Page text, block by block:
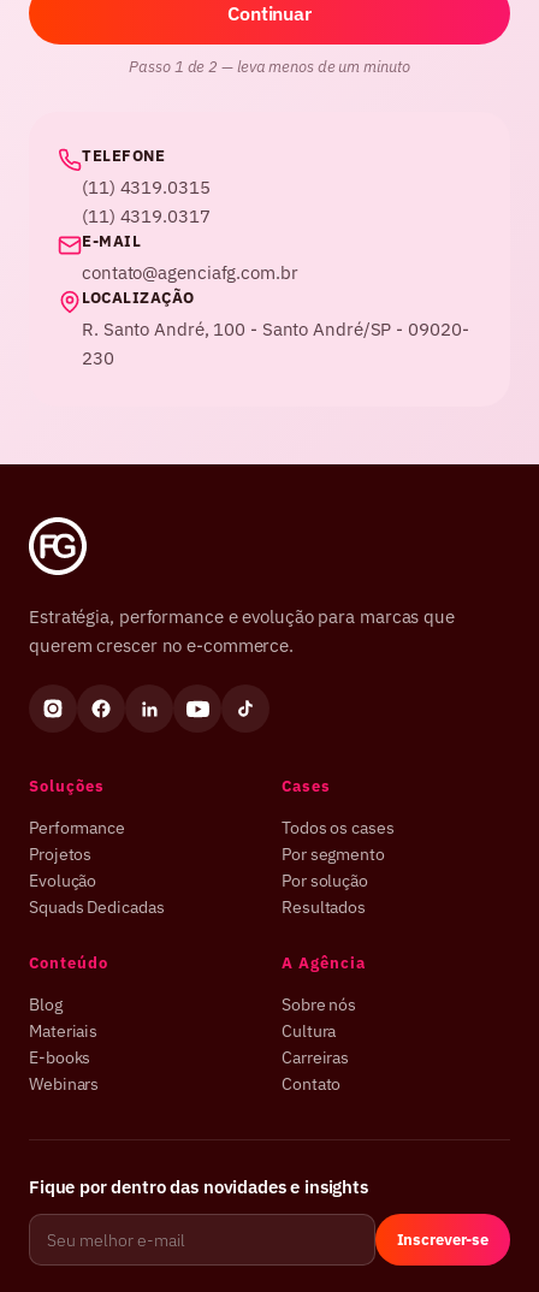
Continuar
Passo 1 de 2 — leva menos de um minuto
TELEFONE
(11) 4319.0315
(11) 4319.0317
E-MAIL
contato@agenciafg.com.br
LOCALIZAÇÃO
R. Santo André, 100 - Santo André/SP - 09020-
230
Estratégia, performance e evolução para marcas que
querem crescer no e-commerce.
Soluções
Performance
Projetos
Evolução
Squads Dedicadas
Cases
Todos os cases
Por segmento
Por solução
Resultados
Conteúdo
Blog
Materiais
E-books
Webinars
A Agência
Sobre nós
Cultura
Carreiras
Contato
Fique por dentro das novidades e insights
Inscrever-se